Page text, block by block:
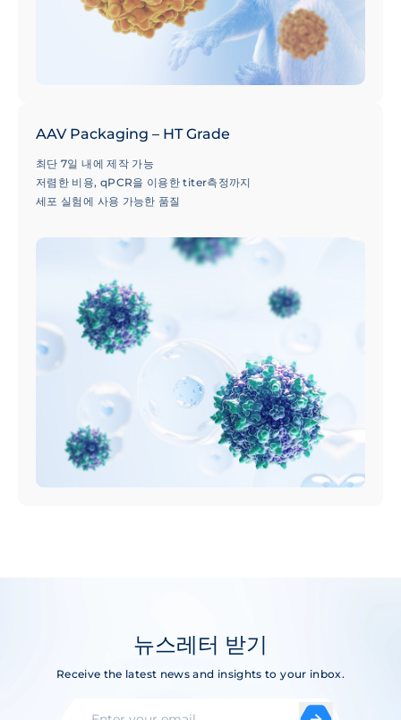
AAV Packaging – HT Grade
최단 7일 내에 제작 가능
저렴한 비용, qPCR을 이용한 titer측정까지
세포 실험에 사용 가능한 품질
뉴스레터 받기
Receive the latest news and insights to your inbox.